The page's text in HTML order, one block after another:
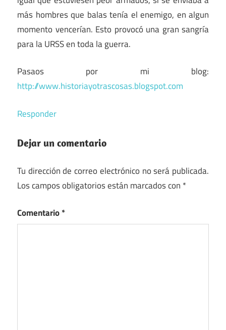
más hombres que balas tenía el enemigo, en algun
momento vencerían. Esto provocó una gran sangría
para la URSS en toda la guerra.
Pasaos por mi blog:
http://www.historiayotrascosas.blogspot.com
Responder
Dejar un comentario
Tu dirección de correo electrónico no será publicada.
Los campos obligatorios están marcados con *
Comentario*